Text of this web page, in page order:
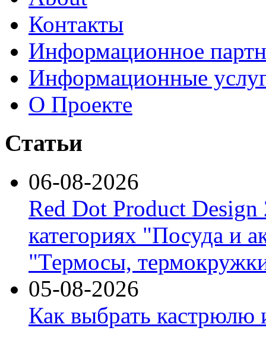
Контакты
Информационное
Информационные
О Проекте
Статьи
06-08-2026
Red Dot Product Design
категориях "Посуда и
"Термосы,
05-08-2026
Как выбрать кастрюлю